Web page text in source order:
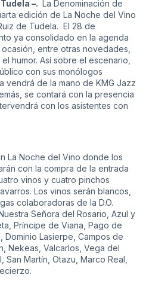
–. La Denominación de
edición de La Noche del Vino
de Tudela. El 28 de
ya consolidado en la agenda
entre otras novedades,
humor. Así sobre el escenario,
con sus monólogos
vendrá de la mano de KMG Jazz
se contará con la presencia
con los asistentes con
La Noche del Vino donde los
con la compra de la entrada
vinos y cuatro pinchos
Los vinos serán blancos,
colaboradoras de la D.O.
Señora del Rosario, Azul y
Príncipe de Viana, Pago de
Dominio Lasierpe, Campos de
Nekeas, Valcarlos, Vega del
San Martín, Otazu, Marco Real,